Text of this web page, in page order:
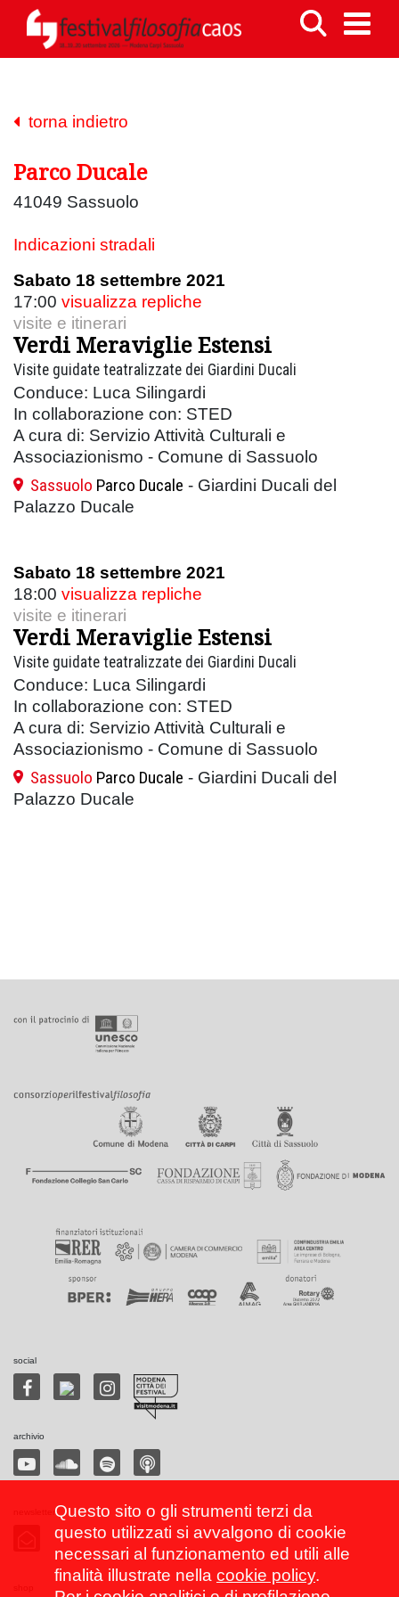
torna indietro
Parco Ducale
41049 Sassuolo
Indicazioni stradali
Sabato 18 settembre 2021
17:00 visualizza repliche
visite e itinerari
Verdi Meraviglie Estensi
Visite guidate teatralizzate dei Giardini Ducali
Conduce: Luca Silingardi
In collaborazione con: STED
A cura di: Servizio Attività Culturali e
Associazionismo - Comune di Sassuolo
Sassuolo Parco Ducale - Giardini Ducali del
Palazzo Ducale
Sabato 18 settembre 2021
18:00 visualizza repliche
visite e itinerari
Verdi Meraviglie Estensi
Visite guidate teatralizzate dei Giardini Ducali
Conduce: Luca Silingardi
In collaborazione con: STED
A cura di: Servizio Attività Culturali e
Associazionismo - Comune di Sassuolo
Sassuolo Parco Ducale - Giardini Ducali del
Palazzo Ducale
social
archivio
Questo sito o gli strumenti terzi da
questo utilizzati si avvalgono di cookie
necessari al funzionamento ed utili alle
finalità illustrate nella cookie policy.